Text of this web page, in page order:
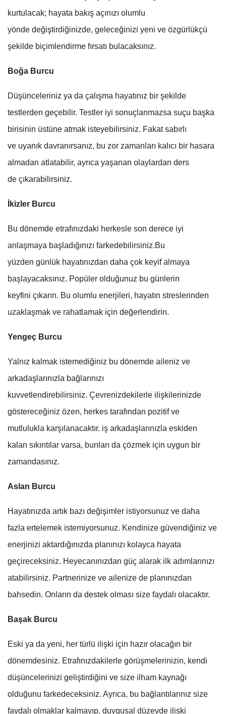
kurtulacak; hayata bakış açınızı olumlu
yönde değiştirdiğinizde, geleceğinizi yeni ve özgürlükçü
şekilde biçimlendirme fırsatı bulacaksınız.
Boğa Burcu
Düşünceleriniz ya da çalışma hayatınız bir şekilde
testlerden geçebilir. Testler iyi sonuçlanmazsa suçu başka
birisinin üstüne atmak isteyebilirsiniz. Fakat sabırlı
ve uyanık davranırsanız, bu zor zamanları kalıcı bir hasara
almadan atlatabilir, ayrıca yaşanan olaylardan ders
de çıkarabilirsiniz.
İkizler Burcu
Bu dönemde etrafınızdaki herkesle son derece iyi
anlaşmaya başladığınızı farkedebilirsiniz.Bu
yüzden günlük hayatınızdan daha çok keyif almaya
başlayacaksınız. Popüler olduğunuz bu günlerin
keyfini çıkarın. Bu olumlu enerjileri, hayatın streslerinden
uzaklaşmak ve rahatlamak için değerlendirin.
Yengeç Burcu
Yalnız kalmak istemediğiniz bu dönemde aileniz ve
arkadaşlarınızla bağlarınızı
kuvvetlendirebilirsiniz. Çevrenizdekilerle ilişkilerinizde
göstereceğiniz özen, herkes tarafından pozitif ve
mutlulukla karşılanacaktır. iş arkadaşlarınızla eskiden
kalan sıkıntılar varsa, bunları da çözmek için uygun bir
zamandasınız.
Aslan Burcu
Hayatınızda artık bazı değişimler istiyorsunuz ve daha
fazla ertelemek istemiyorsunuz. Kendinize güvendiğiniz ve
enerjinizi aktardığınızda planınızı kolayca hayata
geçireceksiniz. Heyecanınızdan güç alarak ilk adımlarınızı
atabilirsiniz. Partnerinize ve ailenize de planınızdan
bahsedin. Onların da destek olması size faydalı olacaktır.
Başak Burcu
Eski ya da yeni, her türlü ilişki için hazır olacağın bir
dönemdesiniz. Etrafınızdakilerle görüşmelerinizin, kendi
düşüncelerinizi geliştirdiğini ve size ilham kaynağı
olduğunu farkedeceksiniz. Ayrıca, bu bağlantılarınız size
faydalı olmaklar kalmayıp, duygusal düzeyde ilişki